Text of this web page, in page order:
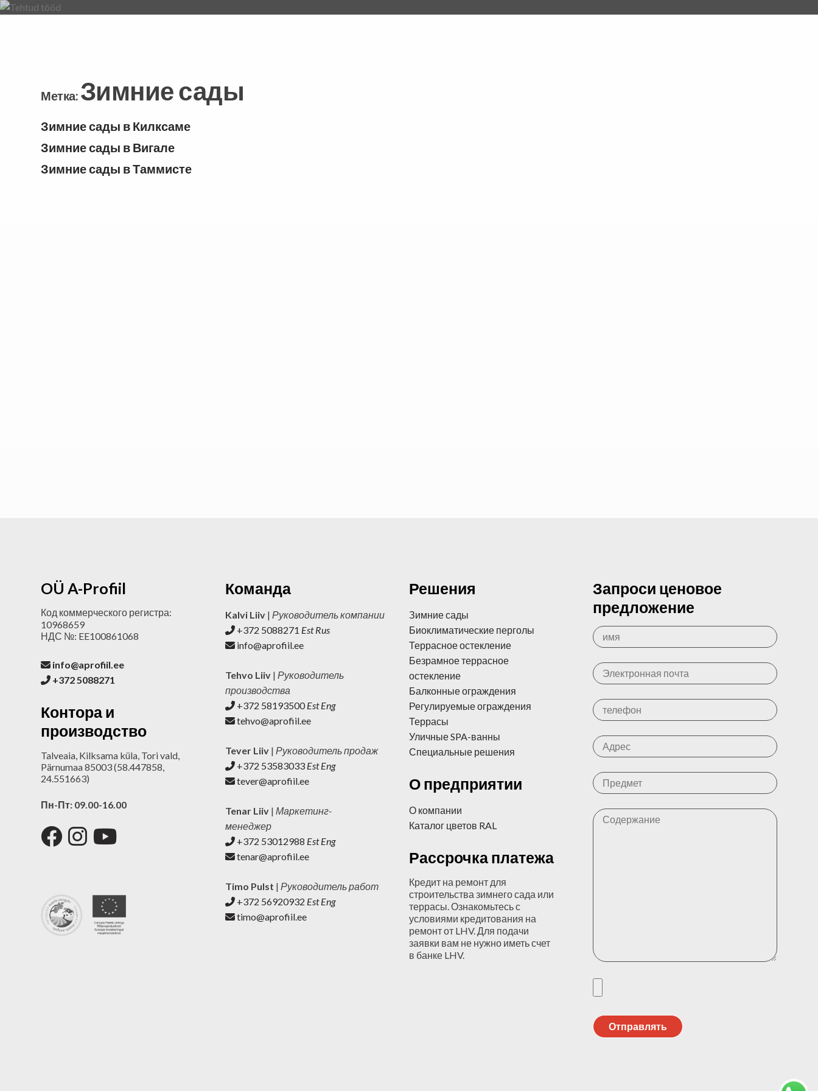
Skip
Метка: Зимние сады
Зимние сады в Килксаме
Зимние сады в Вигале
Зимние сады в Таммисте
OÜ A-Profiil
Код коммерческого регистра:
10968659
НДС №: EE100861068
info@aprofiil.ee
+372 5088271
Контора и
производство
Talveaia, Kilksama küla, Tori vald,
Pärnumaa 85003 (58.447858,
24.551663)
Пн-Пт: 09.00-16.00
Команда
Kalvi Liiv| Руководитель компании
+372 5088271 Est Rus
info@aprofiil.ee
Tehvo Liiv| Руководитель
производства
+372 58193500Est Eng
tehvo@aprofiil.ee
Tever Liiv| Руководитель продаж
+372 53583033 Est Eng
tever@aprofiil.ee
Tenar Liiv| Маркетинг-
менеджер
+372 53012988 Est Eng
tenar@aprofiil.ee
Timo Pulst | Руководитель работ
+372 56920932 Est Eng
timo@aprofiil.ee
Решения
Зимние сады
Биоклиматические перголы
Террасное остекление
Безрамное террасное
остекление
Балконные ограждения
Регулируемые ограждения
Террасы
Уличные SPA-ванны
Специальные решения
О предприятии
О компании
Каталог цветов RAL
Рассрочка платежа
Кредит на ремонт для
строительства зимнего сада или
террасы. Ознакомьтесь с
условиями кредитования на
ремонт от LHV. Для подачи
заявки вам не нужно иметь счет
в банке LHV.
Запроси ценовое
предложение